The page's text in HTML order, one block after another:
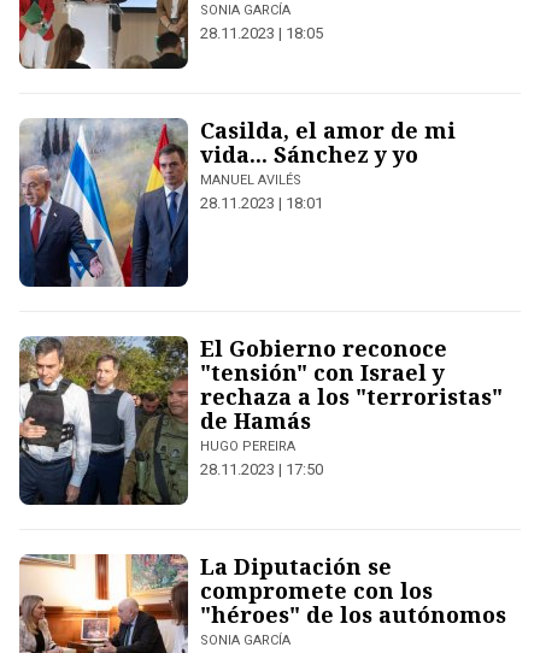
SONIA GARCÍA
28.11.2023 | 18:05
Casilda, el amor de mi
vida... Sánchez y yo
MANUEL AVILÉS
28.11.2023 | 18:01
El Gobierno reconoce
"tensión" con Israel y
rechaza a los "terroristas"
de Hamás
HUGO PEREIRA
28.11.2023 | 17:50
La Diputación se
compromete con los
"héroes" de los autónomos
SONIA GARCÍA